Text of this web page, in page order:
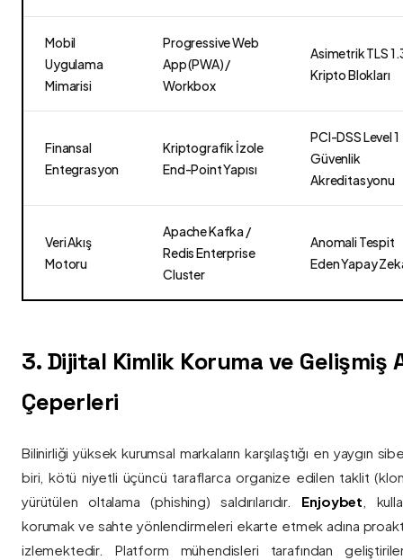
Mobil
Uygulama
Mimarisi
Progressive Web
App (PWA) /
Workbox
Asimetrik TLS
Kripto Blokları
Finansal
Entegrasyon
Kriptografik İzole
End-Point Yapısı
PCI-DSS Level 1
Güvenlik
Akreditasyonu
Veri Akış
Motoru
Apache Kafka /
Redis Enterprise
Cluster
Anomali Tespit
Eden Yapay
3. Dijital Kimlik Koruma ve Gelişmiş
Çeperleri
Bilinirliği yüksek kurumsal markaların karşılaştığı en yaygın
biri, kötü niyetli üçüncü taraflarca organize edilen taklit
yürütülen oltalama (phishing) saldırılarıdır. Enjoybet ,
korumak ve sahte yönlendirmeleri ekarte etmek adına
izlemektedir. Platform mühendisleri tarafından